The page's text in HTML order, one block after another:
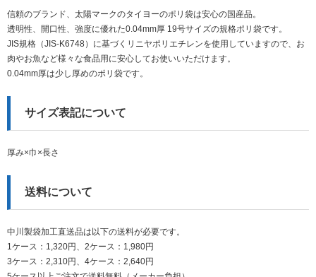
信頼のブランド、太陽マークのタイヨーのポリ袋は安心の国産品。
透明性、開口性、強度に優れた0.04mm厚 19号サイズの規格ポリ袋です。
JIS規格（JIS-K6748）に基づくリニヤポリエチレンを使用していますので、お
肉やお魚など様々な食品用に安心してお使いいただけます。
0.04mm厚は少し厚めのポリ袋です。
サイズ表記について
厚み×巾×長さ
送料について
中川製袋加工直送品は以下の送料が必要です。
1ケース：1,320円、2ケース：1,980円
3ケース：2,310円、4ケース：2,640円